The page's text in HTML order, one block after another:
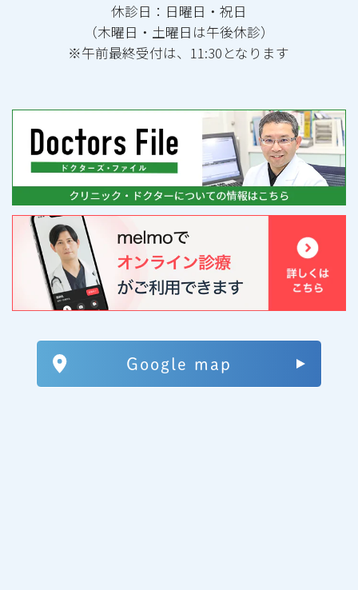
休診日：日曜日・祝日
（木曜日・土曜日は午後休診）
※午前最終受付は、11:30となります
Google map